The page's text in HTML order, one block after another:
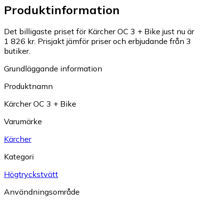
Produktinformation
Det billigaste priset för Kärcher OC 3 + Bike just nu är
1 826 kr. Prisjakt jämför priser och erbjudande från 3
butiker.
Grundläggande information
Produktnamn
Kärcher OC 3 + Bike
Varumärke
Kärcher
Kategori
Högtryckstvätt
Användningsområde